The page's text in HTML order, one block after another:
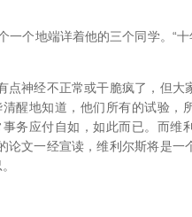
个地端详着他的三个同学。“十
神经不正常或干脆疯了，但大
醒地知道，他们所有的试验，
务应付自如，如此而已。而维
文一经宣读，维利尔斯将是一